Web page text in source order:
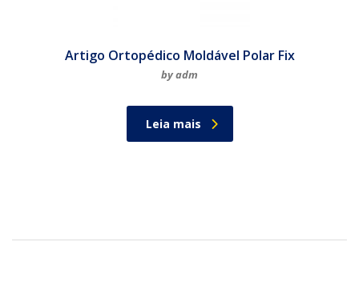
Artigo Ortopédico Moldável Polar Fix
by adm
Leia mais